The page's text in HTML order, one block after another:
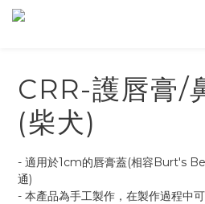
CRR-護唇膏/
(柴犬)
- 適用於1cm的唇膏蓋(相容Burt's
通)
- 本產品為手工製作，在製作過程中